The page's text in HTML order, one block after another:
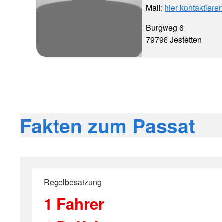
Mail: hier
Burgweg 6
79798 Jestetten
Fakten zum Passat
Regelbesatzung
1 Fahrer